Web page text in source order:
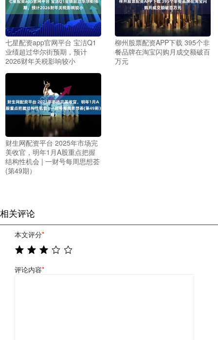
七星配资app官网平台 宝洁Q1
业绩超过华尔街预期，预计
2026财年关税影响较小
柳州股票配资APP下载 395个非
餐品牌在淘宝闪购月成交额破百
万元
财生网配资平台 2025年市场完
美收官，明年1月A股重点把握
结构性机会 | 一财号每周思想荟
(第49期）
相关评论
本文评分*
评论内容*